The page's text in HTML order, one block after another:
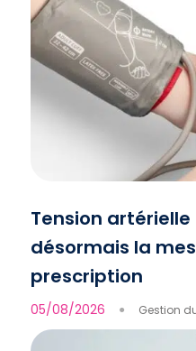
Tension
désormais la
prescription
05/08/2026 ● Gestion